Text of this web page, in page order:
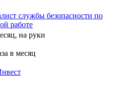
службы безопасности по
работе
на руки
в месяц